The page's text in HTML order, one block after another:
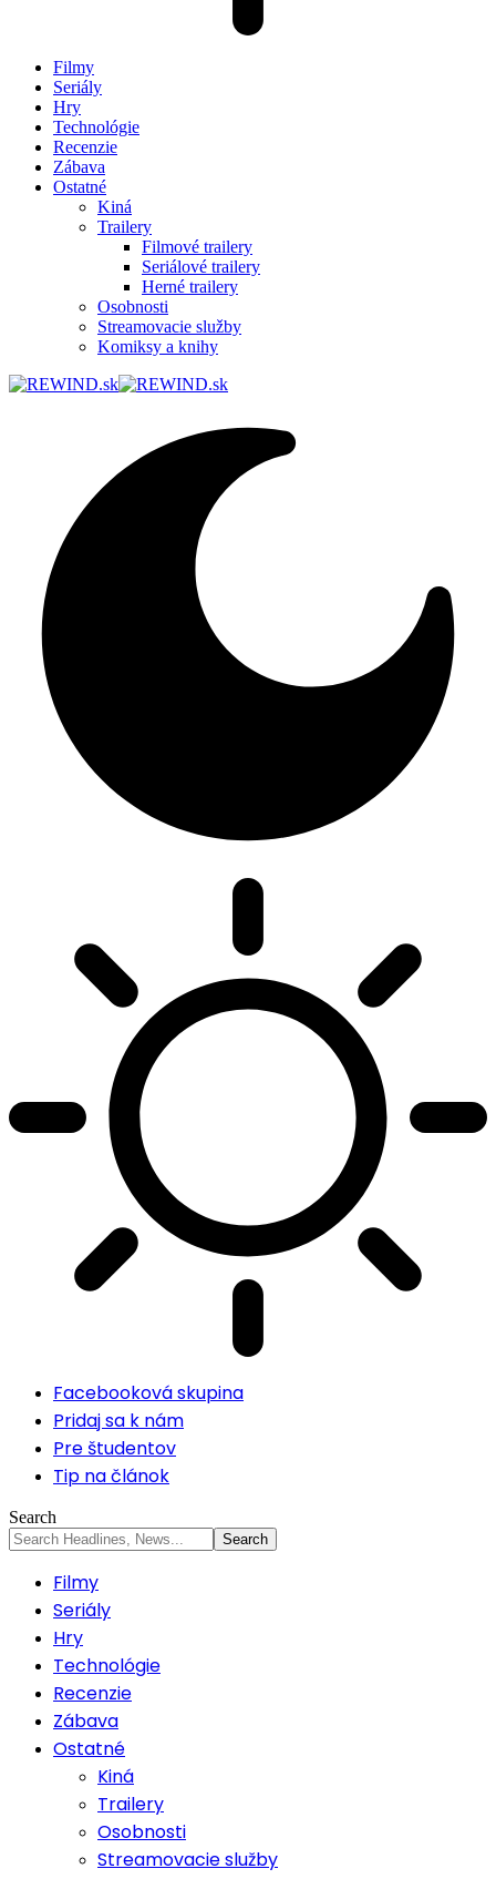
Filmy
Seriály
Hry
Technológie
Recenzie
Zábava
Ostatné
Kiná
Trailery
Filmové trailery
Seriálové trailery
Herné trailery
Osobnosti
Streamovacie služby
Komiksy a knihy
Facebooková skupina
Pridaj sa k nám
Pre študentov
Tip na článok
Search
Filmy
Seriály
Hry
Technológie
Recenzie
Zábava
Ostatné
Kiná
Trailery
Osobnosti
Streamovacie služby